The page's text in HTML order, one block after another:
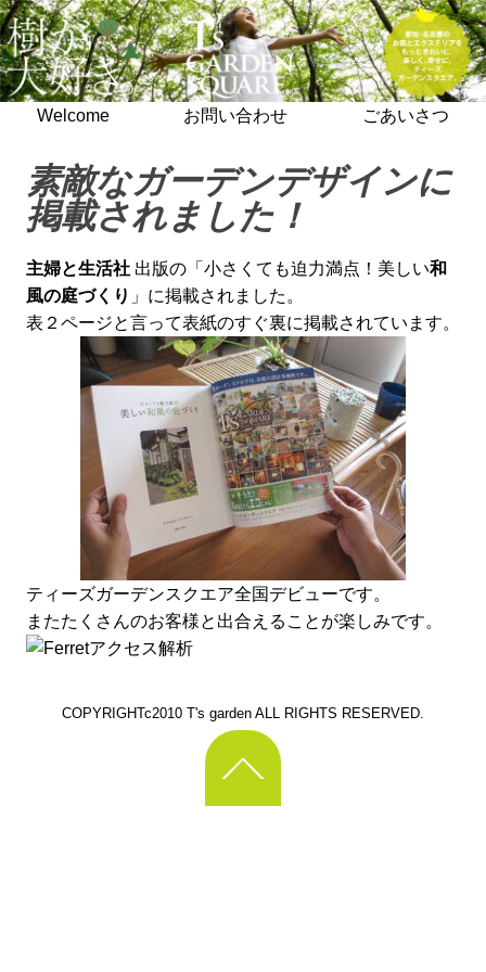
Welcome お問い合わせ ごあいさつ
素敵なガーデンデザインに
掲載されました！
主婦と生活社 出版の「小さくても迫力満点！美しい和
風の庭づくり 」に掲載されました。
表２ページと言って表紙のすぐ裏に掲載されています。
ティーズガーデンスクエア全国デビューです。
またたくさんのお客様と出合えることが楽しみです。
COPYRIGHTc2010 T's garden ALL RIGHTS RESERVED.